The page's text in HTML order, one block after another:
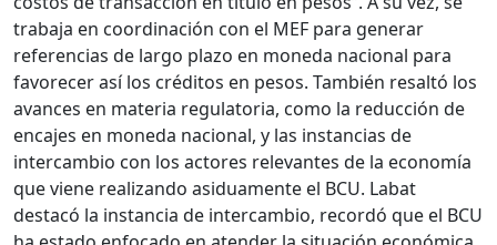
trabaja en coordinación con el MEF para generar
referencias de largo plazo en moneda nacional para
favorecer así los créditos en pesos. También resaltó los
avances en materia regulatoria, como la reducción de
encajes en moneda nacional, y las instancias de
intercambio con los actores relevantes de la economía
que viene realizando asiduamente el BCU. Labat
destacó la instancia de intercambio, recordó que el BCU